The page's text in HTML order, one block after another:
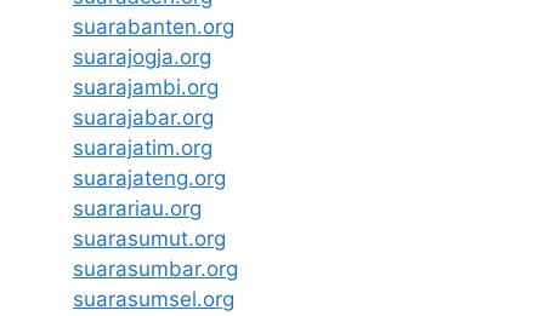
suarabanten.org
suarajogja.org
suarajambi.org
suarajabar.org
suarajatim.org
suarajateng.org
suarariau.org
suarasumut.org
suarasumbar.org
suarasumsel.org